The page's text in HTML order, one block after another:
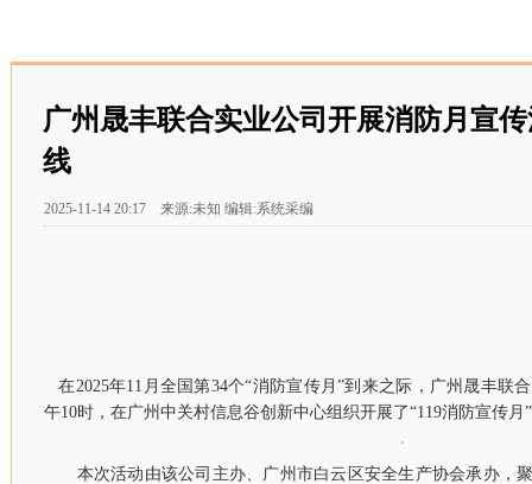
广州晟丰联合实业公司开展消防月宣
线
2025-11-14 20:17 来源:未知 编辑:系统采编
在2025年11月全国第34个“消防宣传月”到来之际，广州晟丰联
午10时，在广州中关村信息谷创新中心组织开展了“119消防宣传月
本次活动由该公司主办、广州市白云区安全生产协会承办，